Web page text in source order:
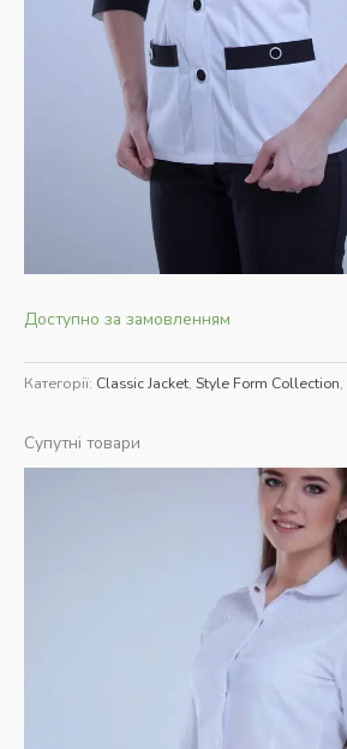
Доступно за замовленням
Категорії: Classic Jacket, Style Form Collection,
Супутні товари